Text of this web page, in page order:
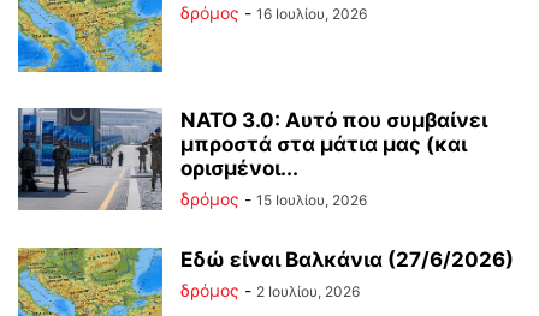
δρόμος - 16 Ιουλίου, 2026
ΝΑΤΟ 3.0: Αυτό που συμβαίνει
μπροστά στα μάτια μας (και
ορισμένοι...
δρόμος - 15 Ιουλίου, 2026
Εδώ είναι Βαλκάνια (27/6/2026)
δρόμος - 2 Ιουλίου, 2026